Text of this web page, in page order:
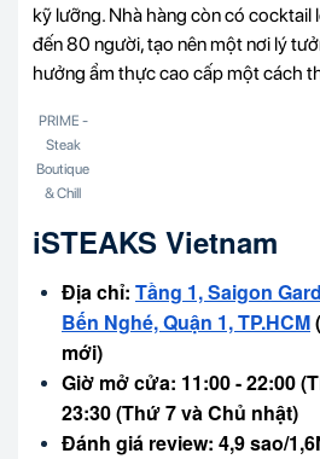
kỹ lưỡng. Nhà hàng còn có cocktail
đến 80 người, tạo nên một nơi lý
hưởng ẩm thực cao cấp một cách
PRIME -
Steak
Boutique
& Chill
iSTEAKS Vietnam
Địa chỉ: Tầng 1, Saigon
Bến Nghé, Quận 1, TP.HCM
mới)
Giờ mở cửa: 11:00 - 22:00
23:30 (Thứ 7 và Chủ nhật)
Đánh giá review: 4,9 sao/